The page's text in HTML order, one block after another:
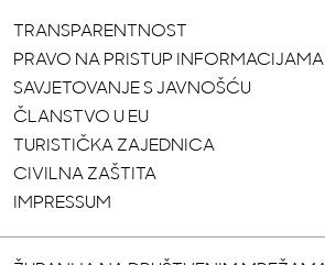
TRANSPARENTNOST
PRAVO NA PRISTUP INFORMACIJAMA
SAVJETOVANJE S JAVNOŠĆU
ČLANSTVO U EU
TURISTIČKA ZAJEDNICA
CIVILNA ZAŠTITA
IMPRESSUM